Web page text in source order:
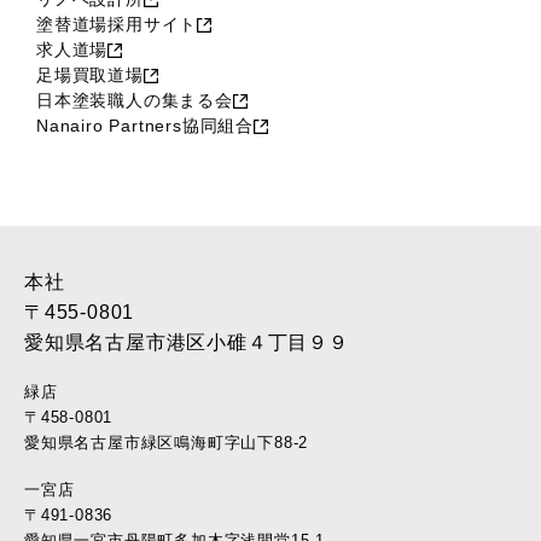
塗替道場採用サイト
求人道場
足場買取道場
日本塗装職人の集まる会
Nanairo Partners協同組合
本社
〒455-0801
愛知県名古屋市港区小碓４丁目９９
緑店
〒458-0801
愛知県名古屋市緑区鳴海町字山下88-2
一宮店
〒491-0836